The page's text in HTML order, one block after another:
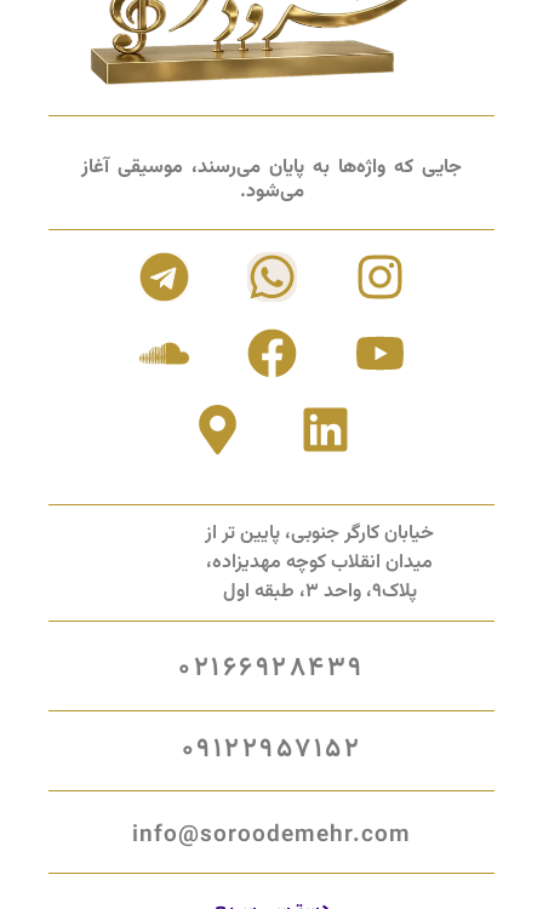
جایی که واژه‌ها به پایان می‌رسند، موسیقی آغاز
می‌شود.
خیابان کارگر جنوبی، پایین تر از
میدان انقلاب کوچه مهدیزاده،
پلاک9، واحد 3، طبقه اول
02166928439
09122957152
info@soroodemehr.com